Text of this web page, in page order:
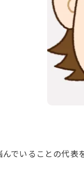
でいることの代表